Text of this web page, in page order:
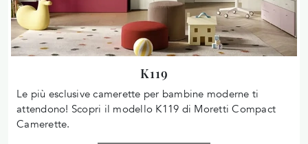
K119
Le più esclusive camerette per bambine moderne ti
attendono! Scopri il modello K119 di Moretti Compact
Camerette.